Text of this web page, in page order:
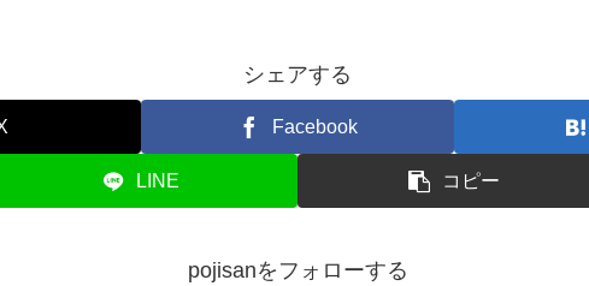
シェアする
Facebook
LINE コピー
pojisanをフォローする